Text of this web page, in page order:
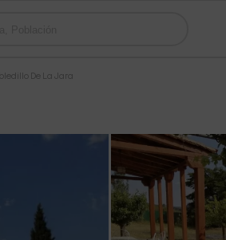
De La Jara